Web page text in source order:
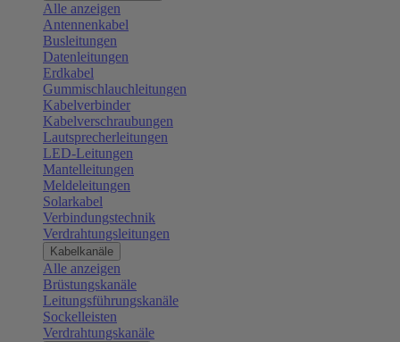
Alle anzeigen
Antennenkabel
Busleitungen
Datenleitungen
Erdkabel
Gummischlauchleitungen
Kabelverbinder
Kabelverschraubungen
Lautsprecherleitungen
LED-Leitungen
Mantelleitungen
Meldeleitungen
Solarkabel
Verbindungstechnik
Verdrahtungsleitungen
Kabelkanäle
Alle anzeigen
Brüstungskanäle
Leitungsführungskanäle
Sockelleisten
Verdrahtungskanäle